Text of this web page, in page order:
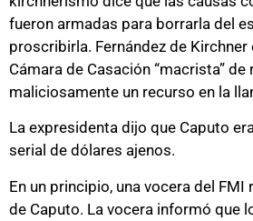
fueron armadas para borrarla del
proscribirla. Fernández de Kirchner
Cámara de Casación “macrista” de
maliciosamente un recurso en la
La expresidenta dijo que Caputo
serial de dólares ajenos.
En un principio, una vocera del
de Caputo. La vocera informó que